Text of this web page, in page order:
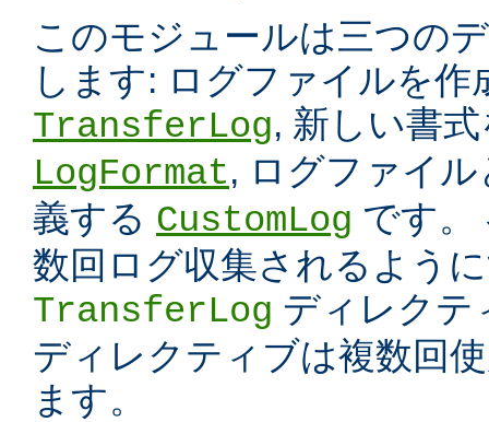
このモジュールは三つの
します: ログファイルを作
TransferLog, 新しい書
LogFormat, ログファイ
義する CustomLog です。
数回ログ収集されるよう
TransferLog ディレク
ディレクティブは複数回
ます。